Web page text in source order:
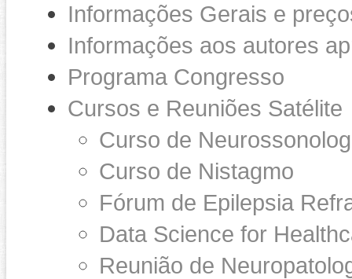
Informações Gerais e
Informações aos autores
Programa Congresso
Cursos e Reuniões Satélite
Curso de
Curso de Nistagmo
Fórum de Epilepsia
Data Science for
Reunião de